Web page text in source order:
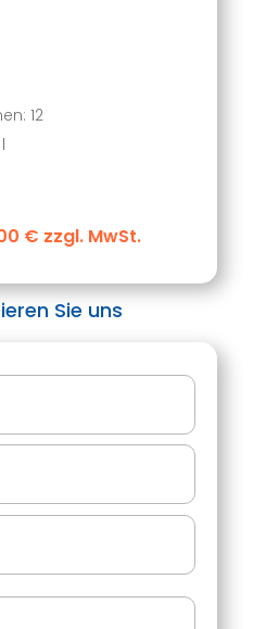
12
€ zzgl. MwSt.
Sie uns